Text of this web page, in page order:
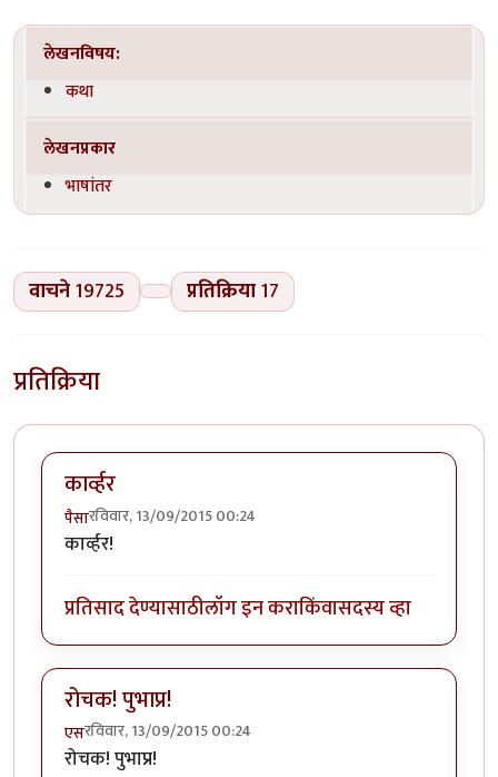
लेखनविषय:
कथा
लेखनप्रकार
भाषांतर
वाचने19725 प्रतिक्रिया17
प्रतिक्रिया
कार्व्हर
पैसारविवार, 13/09/2015 00:24
कार्व्हर!
प्रतिसाद देण्यासाठीलॉग इन कराकिंवासदस्य व्हा
रोचक! पुभाप्र!
एसरविवार, 13/09/2015 00:24
रोचक! पुभाप्र!